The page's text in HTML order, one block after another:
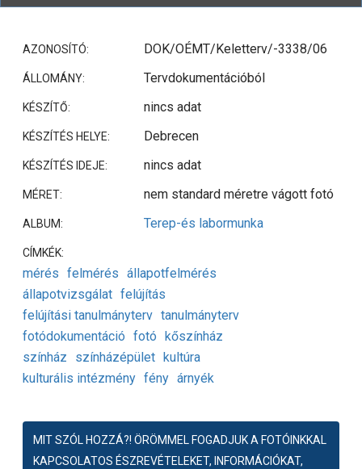
AZONOSÍTÓ: DOK/OÉMT/Keletterv/-3338/06
ÁLLOMÁNY: Tervdokumentációból
KÉSZÍTŐ: nincs adat
KÉSZÍTÉS HELYE: Debrecen
KÉSZÍTÉS IDEJE: nincs adat
MÉRET: nem standard méretre vágott fotó
ALBUM: Terep-és labormunka
CÍMKÉK:
mérés felmérés állapotfelmérés
állapotvizsgálat felújítás
felújítási tanulmányterv tanulmányterv
fotódokumentáció fotó kőszínház
színház
színházépület kultúra
kulturális intézmény fény árnyék
MIT SZÓL HOZZÁ?! ÖRÖMMEL FOGADJUK A FOTÓINKKAL
KAPCSOLATOS ÉSZREVÉTELEKET, INFORMÁCIÓKAT,